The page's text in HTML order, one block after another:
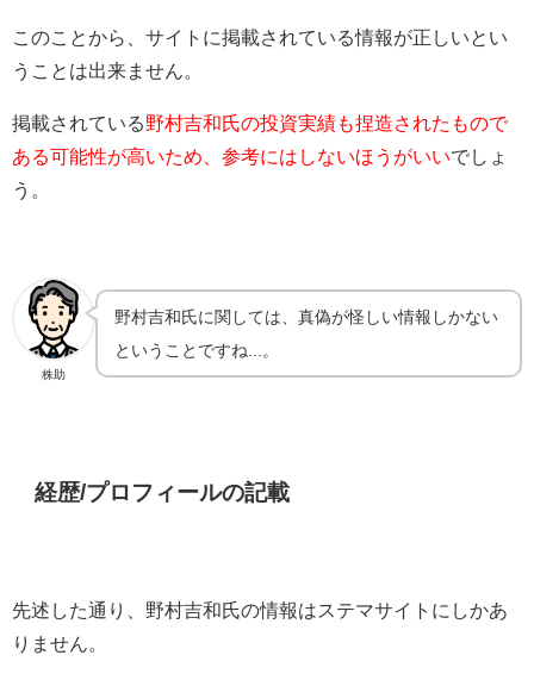
このことから、サイトに掲載されている情報が正しいとい
うことは出来ません。
掲載されている野村吉和氏の投資実績も捏造されたもので
ある可能性が高いため、参考にはしないほうがいいでしょ
う。
株助
野村吉和氏に関しては、真偽が怪しい情報しかない
ということですね...。
経歴/プロフィールの記載
先述した通り、野村吉和氏の情報はステマサイトにしかあ
りません。